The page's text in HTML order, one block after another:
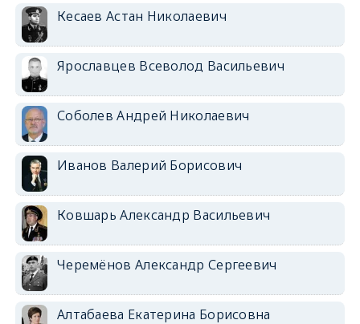
Кесаев Астан Николаевич
Ярославцев Всеволод Васильевич
Соболев Андрей Николаевич
Иванов Валерий Борисович
Ковшарь Александр Васильевич
Черемёнов Александр Сергеевич
Алтабаева Екатерина Борисовна